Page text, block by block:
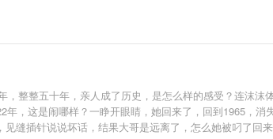
水？” 谢临冷笑，“谁傻？有本事，你们来？” 他媳妇
整整五十年，亲人成了历史，是怎么样的感受？连沫
，这是闹哪样？一睁开眼睛，她回来了，回到1965，
缝插针说说坏话，结果大哥是远离了，怎么她被叼了回